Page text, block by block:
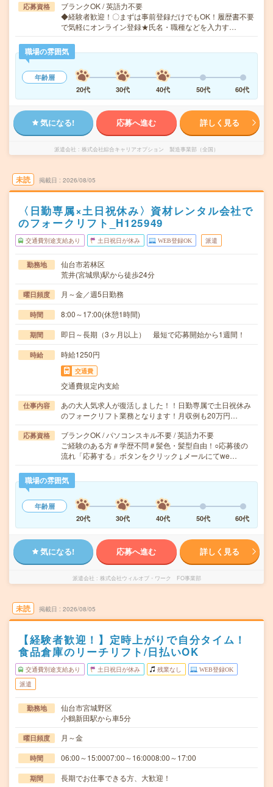
応募資格
ブランクOK / 英語力不要
◆経験者歓迎！〇まずは事前登録だけでもOK！履歴書不要
で気軽にオンライン登録★氏名・職種などを入力す…
職場の雰囲気
年齢層
20代
30代 40代 50代 60代
気になる! 応募へ進む 詳しく見る
派遣会社 株式会社綜合キャリアオプション 製造事業部（全国）
未読 掲載日 2026/08/05
〈日勤専属×土日祝休み〉資材レンタル会社で
のフォークリフト_H125949
交通費別途支給あり 土日祝日が休み WEB登録OK 派遣
勤務地
仙台市若林区
荒井(宮城県)駅から徒歩24分
曜日頻度 月～金／週5日勤務
時間 8:00～17:00(休憩1時間)
期間 即日～長期（3ヶ月以上） 最短で応募開始から1週間！
時給 時給1250円
交通費
交通費規定内支給
仕事内容
あの大人気求人が復活しました！！日勤専属で土日祝休み
のフォークリフト業務となります！月収例も20万円…
応募資格
ブランクOK / パソコンスキル不要 / 英語力不要
ご経験のある方＃学歴不問＃髪色・髪型自由！○応募後の
流れ「応募する」ボタンをクリック↓メールにてwe…
職場の雰囲気
年齢層
20代
30代 40代 50代 60代
気になる! 応募へ進む 詳しく見る
派遣会社 株式会社ウィルオブ・ワーク FO事業部
未読 掲載日 2026/08/05
【経験者歓迎！】定時上がりで自分タイム！
食品倉庫のリーチリフト/日払いOK
交通費別途支給あり 土日祝日が休み 残業なし WEB登録OK
派遣
勤務地
仙台市宮城野区
小鶴新田駅から車5分
曜日頻度 月～金
時間 06:00～15:0007:00～16:0008:00～17:00
期間 長期でお仕事できる方、大歓迎！